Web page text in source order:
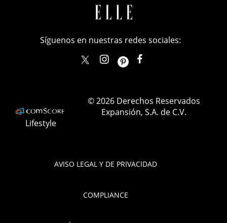
AVISO LEGAL Y DE PRIVACIDAD
COMPLIANCE
Síguenos en nuestras redes sociales:
elle_mexicoellemexico
Lifestyle
© 2026 Derechos Reservados
Expansión, S.A. de C.V.